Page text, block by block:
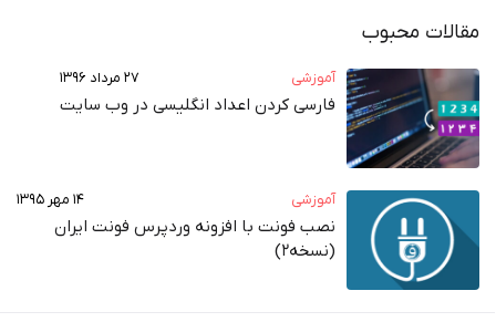
مقالات محبوب
آموزشی ۲۷ مرداد ۱۳۹۶
فارسی کردن اعداد انگلیسی در وب‌ سایت
آموزشی ۱۴ مهر ۱۳۹۵
نصب فونت با افزونه وردپرس فونت ایران
(نسخه2)